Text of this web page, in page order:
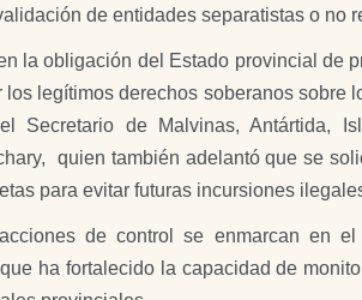
de entidades separatistas o no
la obligación del Estado provincial de
los legítimos derechos soberanos sobre
Secretario de Malvinas, Antártida,
quien también adelantó que se
para evitar futuras incursiones
de control se enmarcan en
ha fortalecido la capacidad de